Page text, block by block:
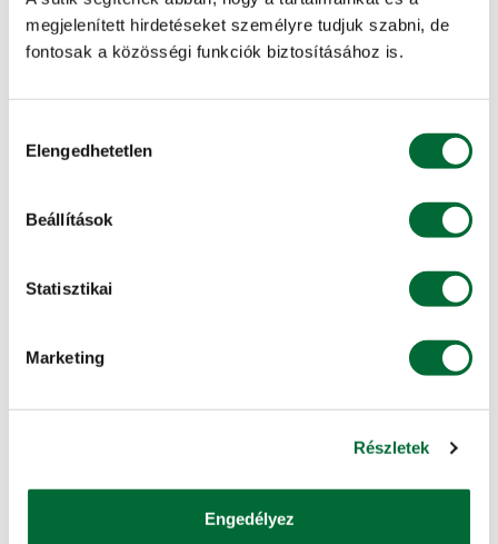
megjelenített hirdetéseket személyre tudjuk szabni, de
fontosak a közösségi funkciók biztosításához is.
kiválasztása
Elengedhetetlen
Beállítások
Statisztikai
Marketing
Részletek
Engedélyez
Fusarium oxisporum fsp.pisi 1 rasz
magas
Borsó peronoszpóra (p.v)
közepes
VETŐMAG INFORMÁCIÓK
Ezermagsúly gr-ban
Átlagos szárhosszúság